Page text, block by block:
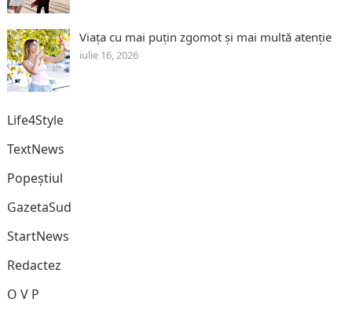
Viața cu mai puțin zgomot și mai multă atenție
iulie 16, 2026
Life4Style
TextNews
Popeștiul
GazetaSud
StartNews
Redactez
O V P